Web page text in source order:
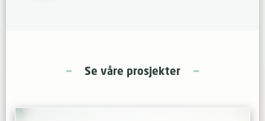
Se våre prosjekter